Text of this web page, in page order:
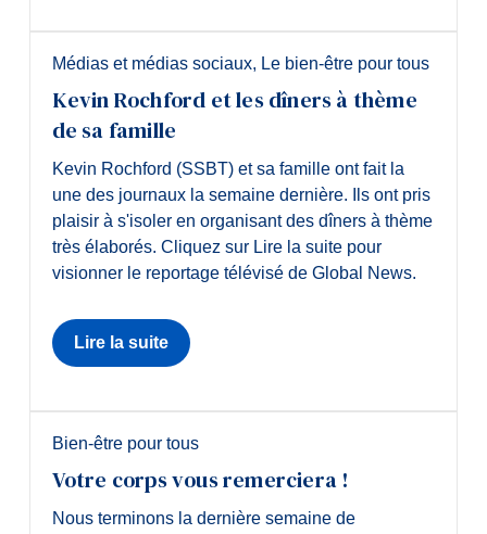
Médias et médias sociaux, Le bien-être pour tous
Kevin Rochford et les dîners à thème
de sa famille
Kevin Rochford (SSBT) et sa famille ont fait la
une des journaux la semaine dernière. Ils ont pris
plaisir à s'isoler en organisant des dîners à thème
très élaborés. Cliquez sur Lire la suite pour
visionner le reportage télévisé de Global News.
Lire la suite
Bien-être pour tous
Votre corps vous remerciera !
Nous terminons la dernière semaine de